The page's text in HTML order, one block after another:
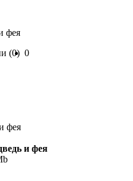
фея
(0) 0
и фея